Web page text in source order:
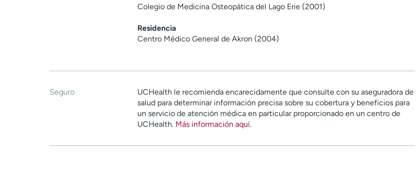
Colegio de Medicina Osteopática del Lago Erie (2001)
Residencia
Centro Médico General de Akron (2004)
Seguro
UCHealth le recomienda encarecidamente que consulte con su aseguradora de
salud para determinar información precisa sobre su cobertura y beneficios para
un servicio de atención médica en particular proporcionado en un centro de
UCHealth. Más información aquí.